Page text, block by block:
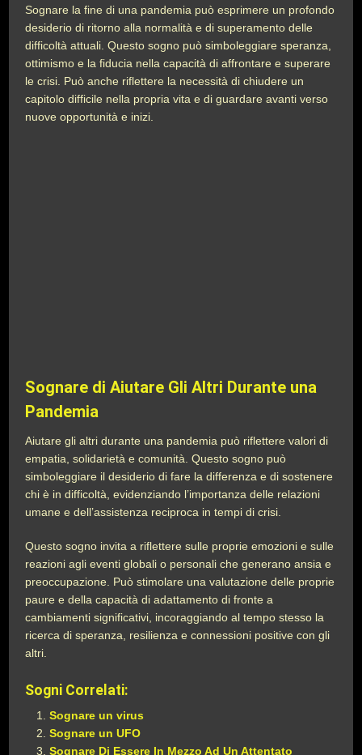
Sognare la fine di una pandemia può esprimere un profondo
desiderio di ritorno alla normalità e di superamento delle
difficoltà attuali. Questo sogno può simboleggiare speranza,
ottimismo e la fiducia nella capacità di affrontare e superare
le crisi. Può anche riflettere la necessità di chiudere un
capitolo difficile nella propria vita e di guardare avanti verso
nuove opportunità e inizi.
Sognare di Aiutare Gli Altri Durante una
Pandemia
Aiutare gli altri durante una pandemia può riflettere valori di
empatia, solidarietà e comunità. Questo sogno può
simboleggiare il desiderio di fare la differenza e di sostenere
chi è in difficoltà, evidenziando l’importanza delle relazioni
umane e dell’assistenza reciproca in tempi di crisi.
Questo sogno invita a riflettere sulle proprie emozioni e sulle
reazioni agli eventi globali o personali che generano ansia e
preoccupazione. Può stimolare una valutazione delle proprie
paure e della capacità di adattamento di fronte a
cambiamenti significativi, incoraggiando al tempo stesso la
ricerca di speranza, resilienza e connessioni positive con gli
altri.
Sogni Correlati:
Sognare un virus
Sognare un UFO
Sognare Di Essere In Mezzo Ad Un Attentato